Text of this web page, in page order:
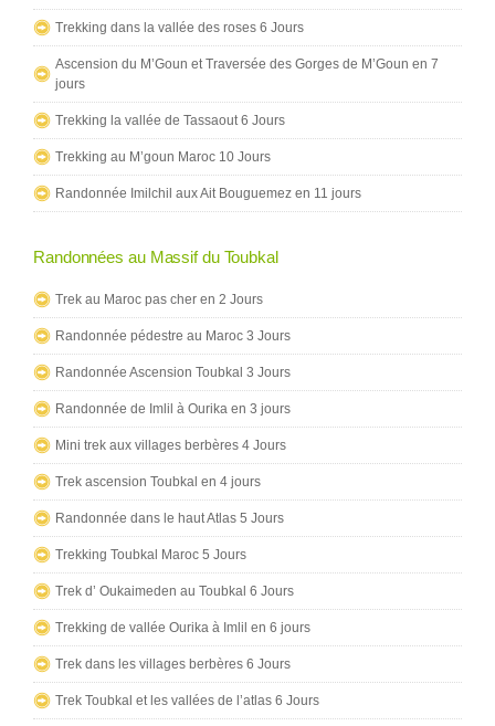
Trekking dans la vallée des roses 6 Jours
Ascension du M’Goun et Traversée des Gorges de M’Goun en 7
jours
Trekking la vallée de Tassaout 6 Jours
Trekking au M’goun Maroc 10 Jours
Randonnée Imilchil aux Ait Bouguemez en 11 jours
Randonnées au Massif du Toubkal
Trek au Maroc pas cher en 2 Jours
Randonnée pédestre au Maroc 3 Jours
Randonnée Ascension Toubkal 3 Jours
Randonnée de Imlil à Ourika en 3 jours
Mini trek aux villages berbères 4 Jours
Trek ascension Toubkal en 4 jours
Randonnée dans le haut Atlas 5 Jours
Trekking Toubkal Maroc 5 Jours
Trek d’ Oukaimeden au Toubkal 6 Jours
Trekking de vallée Ourika à Imlil en 6 jours
Trek dans les villages berbères 6 Jours
Trek Toubkal et les vallées de l’atlas 6 Jours